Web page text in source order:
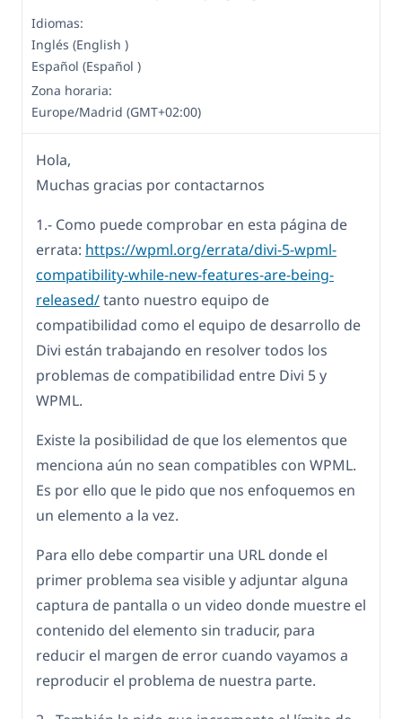
Idiomas:
Inglés (English )
Español (Español )
Zona horaria:
Europe/Madrid (GMT+02:00)
Hola,
Muchas gracias por contactarnos
1.- Como puede comprobar en esta página de
errata: https://wpml.org/errata/divi-5-wpml-
compatibility-while-new-features-are-being-
released/tanto nuestro equipo de
compatibilidad como el equipo de desarrollo de
Divi están trabajando en resolver todos los
problemas de compatibilidad entre Divi 5 y
WPML.
Existe la posibilidad de que los elementos que
menciona aún no sean compatibles con WPML.
Es por ello que le pido que nos enfoquemos en
un elemento a la vez.
Para ello debe compartir una URL donde el
primer problema sea visible y adjuntar alguna
captura de pantalla o un video donde muestre el
contenido del elemento sin traducir, para
reducir el margen de error cuando vayamos a
reproducir el problema de nuestra parte.